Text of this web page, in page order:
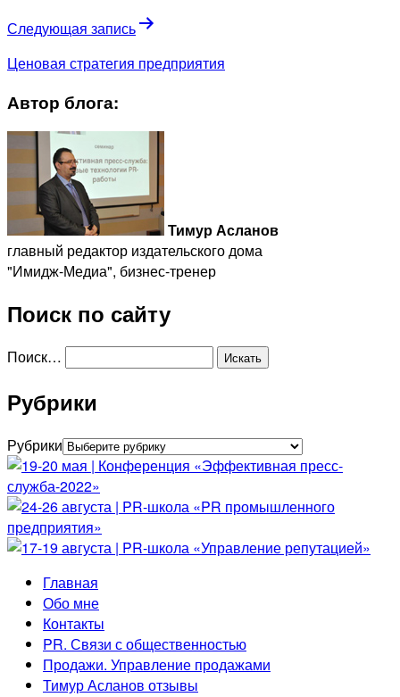
Следующая запись
Ценовая стратегия предприятия
Автор блога:
Тимур Асланов
главный редактор издательского дома
"Имидж-Медиа", бизнес-тренер
Поиск по сайту
Поиск…
Рубрики
Рубрики
Главная
Обо мне
Контакты
PR. Связи с общественностью
Продажи. Управление продажами
Тимур Асланов отзывы